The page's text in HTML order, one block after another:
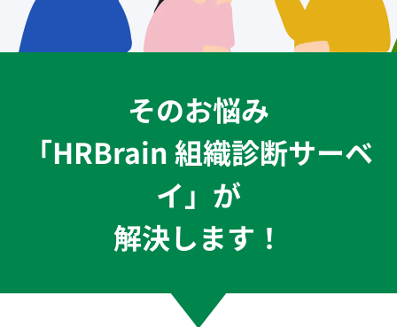
そのお悩み
「HRBrain 組織診断サーベ
イ」が
解決します！